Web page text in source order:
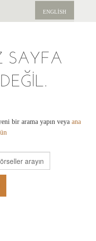
ENGLISH
SAYFA
bir arama yapın veya ana